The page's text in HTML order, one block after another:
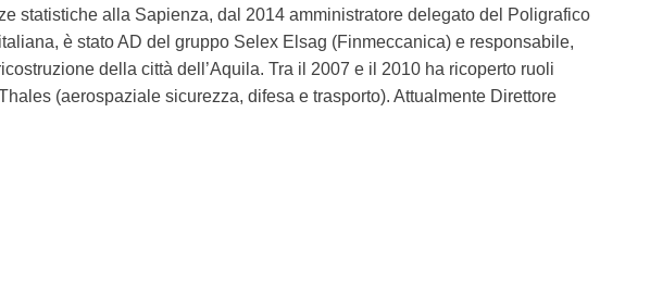
statistiche alla Sapienza, dal 2014 amministratore delegato del Poligrafico
è stato AD del gruppo Selex Elsag (Finmeccanica) e responsabile,
della città dell’Aquila. Tra il 2007 e il 2010 ha ricoperto ruoli
(aerospaziale sicurezza, difesa e trasporto). Attualmente Direttore